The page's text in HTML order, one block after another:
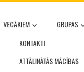
VECĀKIEM
GRUPAS
KONTAKTI
ATTĀLINĀTĀS MĀCĪBAS